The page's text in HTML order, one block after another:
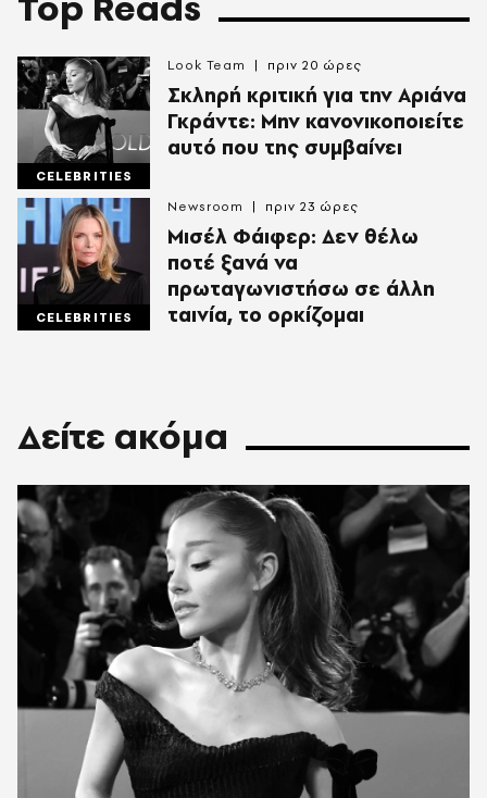
CELEBRITIES
Σκληρή κριτική για την Αριάνα
Γκράντε: Μην κανονικοποιείτε
αυτό που της συμβαίνει
Look Team πριν 20 ώρες
CELEBRITIES
Μισέλ Φάιφερ: Δεν θέλω
ποτέ ξανά να
πρωταγωνιστήσω σε άλλη
ταινία, το ορκίζομαι
Newsroom πριν 23 ώρες
Δείτε ακόμα